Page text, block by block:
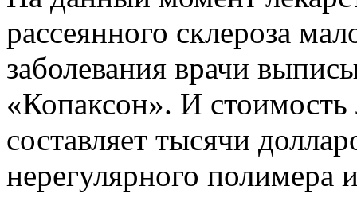
рассеянного склероза
заболевания врачи
«Копаксон». И
составляет тысячи
нерегулярного полимера